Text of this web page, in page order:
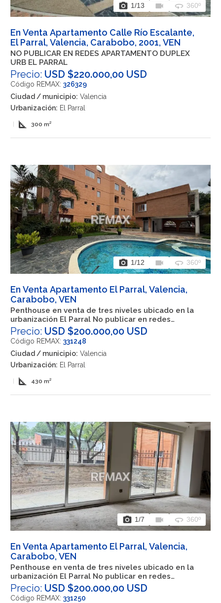
photo_camera 1/13 videocam 360 360º
En Venta Apartamento Calle Río Escalante,
El Parral, Valencia, Carabobo, 2001, VEN
NO PUBLICAR EN REDES APARTAMENTO DUPLEX
URB EL PARRAL
Precio: USD $220.000,00 USD
Código REMAX: 326329
Ciudad / municipio: Valencia
Urbanización: El Parral
square_foot 300 m²
photo_camera 1/12 videocam 360 360º
En Venta Apartamento El Parral, Valencia,
Carabobo, VEN
Penthouse en venta de tres niveles ubicado en la
urbanización El Parral No publicar en redes
sociales, solo enviar a clientes directos
Precio: USD $200.000,00 USD
Código REMAX: 331248
Ciudad / municipio: Valencia
Urbanización: El Parral
square_foot 430 m²
photo_camera 1/7 videocam 360 360º
En Venta Apartamento El Parral, Valencia,
Carabobo, VEN
Penthouse en venta de tres niveles ubicado en la
urbanización El Parral No publicar en redes
sociales, solo enviar a clientes directos
Precio: USD $200.000,00 USD
Código REMAX: 331250